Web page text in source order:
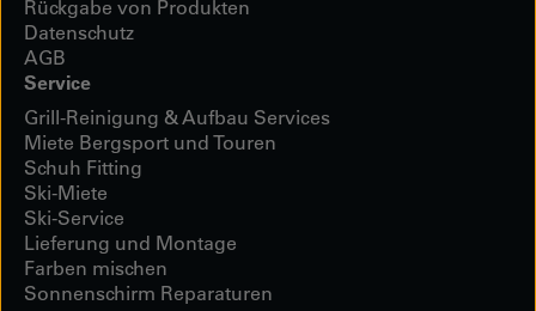
Rückgabe von Produkten
Datenschutz
AGB
Service
Grill-Reinigung & Aufbau Services
Miete Bergsport und Touren
Schuh Fitting
Ski-Miete
Ski-Service
Lieferung und Montage
Farben mischen
Sonnenschirm Reparaturen